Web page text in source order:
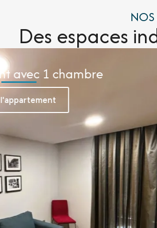
NOS
Des espaces
avec 1 chambre
ou les voyages en couple. Il
salon, une cuisine entièrement équipée et
les séjours moyens et longs. Courts
de disponibilité.